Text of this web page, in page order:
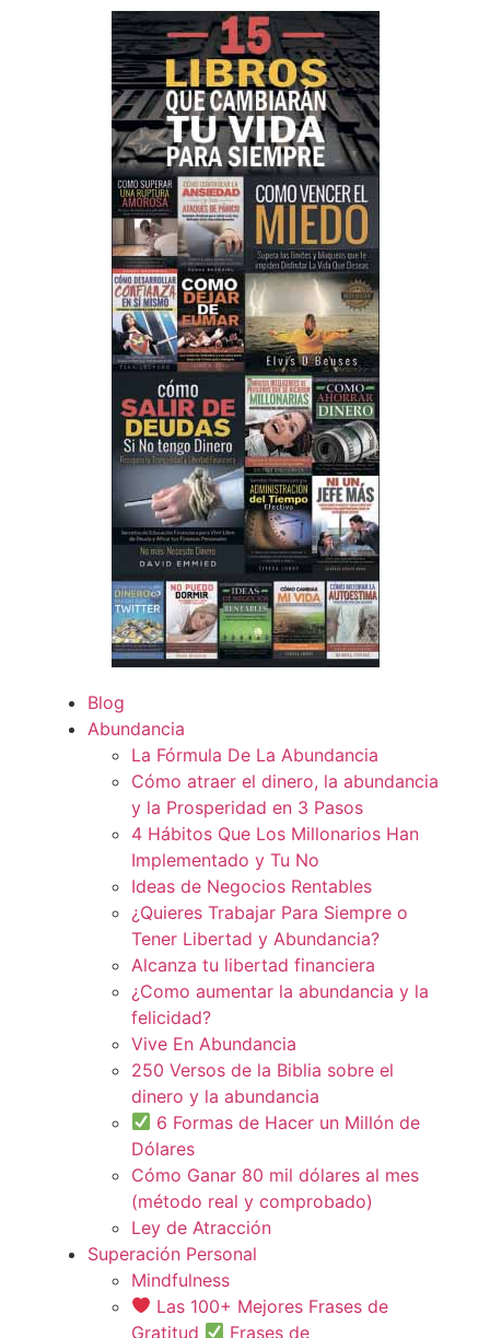
Blog
Abundancia
La Fórmula De La Abundancia
Cómo atraer el dinero, la abundancia
y la Prosperidad en 3 Pasos
4 Hábitos Que Los Millonarios Han
Implementado y Tu No
Ideas de Negocios Rentables
¿Quieres Trabajar Para Siempre o
Tener Libertad y Abundancia?
Alcanza tu libertad financiera
¿Como aumentar la abundancia y la
felicidad?
Vive En Abundancia
250 Versos de la Biblia sobre el
dinero y la abundancia
6 Formas de Hacer un Millón de
Dólares
Cómo Ganar 80 mil dólares al mes
(método real y comprobado)
Ley de Atracción
Superación Personal
Mindfulness
Las 100+ Mejores Frases de
Gratitud
Frases de